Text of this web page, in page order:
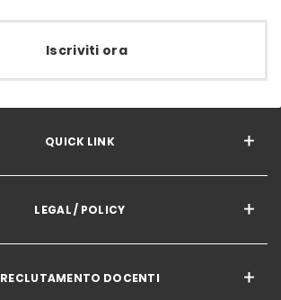
Iscriviti ora
QUICK LINK
LEGAL / POLICY
RECLUTAMENTO DOCENTI